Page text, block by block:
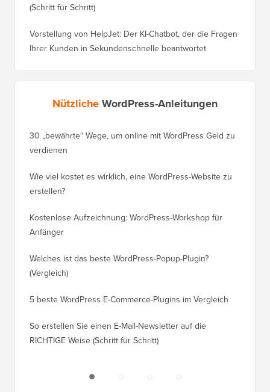
(Schritt für Schritt)
Vorstellung von HelpJet: Der KI-Chatbot, der die Fragen
Ihrer Kunden in Sekundenschnelle beantwortet
NützlicheWordPress-Anleitungen
30 „bewährte“ Wege, um online mit WordPress Geld zu
verdienen
Wie viel kostet es wirklich, eine WordPress-Website zu
erstellen?
Kostenlose Aufzeichnung: WordPress-Workshop für
Anfänger
Welches ist das beste WordPress-Popup-Plugin?
(Vergleich)
5 beste WordPress E-Commerce-Plugins im Vergleich
So erstellen Sie einen E-Mail-Newsletter auf die
RICHTIGE Weise (Schritt für Schritt)